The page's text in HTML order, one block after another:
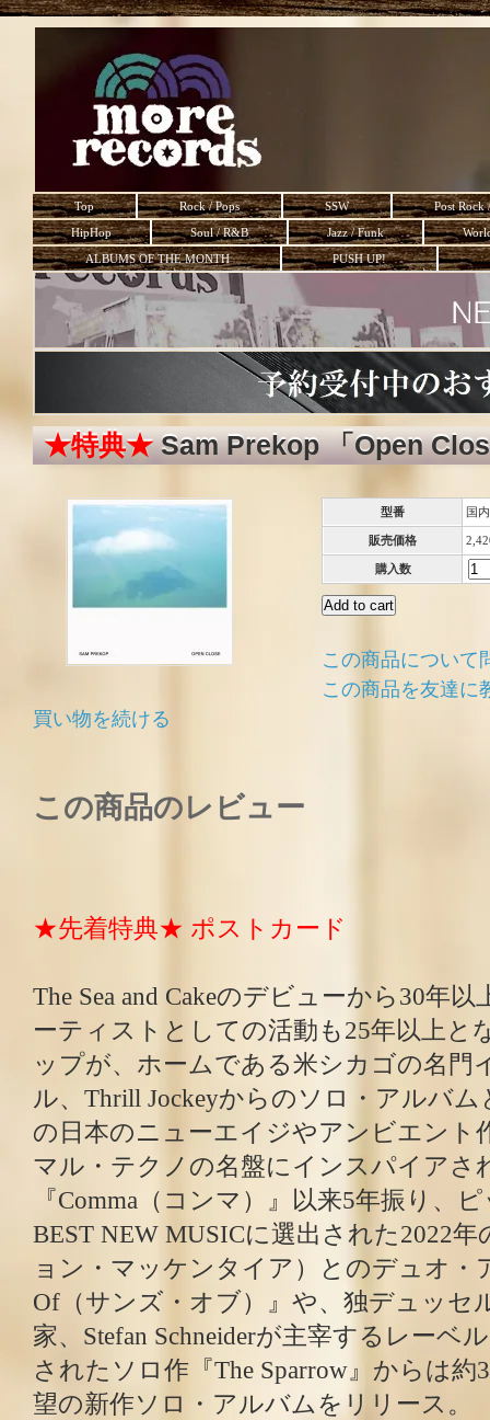
Top Rock / Pops SSW
Post Rock
HipHop
Soul / R&B Jazz / Funk
ALBUMS OF THE MONTH
PUSH UP!
★特典★Sam Prekop 「Open
型番 国
販売価格
購入数
この商品について
この商品を友達に
買い物を続ける
この商品のレビュー
★先着特典★ ポストカード
The Sea and Cakeのデビューから30年
ーティストとしての活動も25年以上と
ップが、ホームである米シカゴの名門
ル、Thrill Jockeyからのソロ・アルバ
の日本のニューエイジやアンビエント
マル・テクノの名盤にインスパイアさ
『Comma（コンマ）』以来5年振り、
BEST NEW MUSICに選出された2022年
ョン・マッケンタイア）とのデュオ・
Of（サンズ・オブ）』や、独デュッセ
家、Stefan Schneiderが主宰するレーベ
されたソロ作『The Sparrow』からは
望の新作ソロ・アルバムをリリース。